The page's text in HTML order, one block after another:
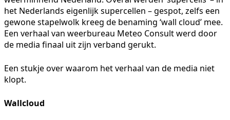
het Nederlands eigenlijk supercellen – gespot, zelfs een
gewone stapelwolk kreeg de benaming ‘wall cloud’ mee.
Een verhaal van weerbureau Meteo Consult werd door
de media finaal uit zijn verband gerukt.
Een stukje over waarom het verhaal van de media niet
klopt.
Wallcloud